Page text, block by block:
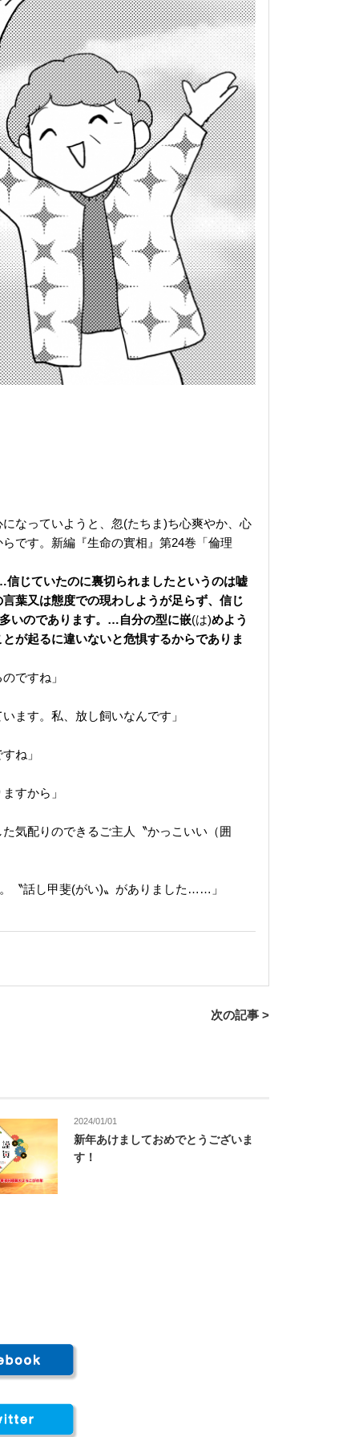
なっていようと、忽(たちま)ち心爽やか、心
です。新編『生命の實相』第24巻「倫理
じていたのに裏切られましたというのは嘘
葉又は態度での現わしようが足らず、信じ
いのであります。…自分の型に嵌(は)めよう
が起るに違いないと危惧するからでありま
ですね」
ます。私、放し飼いなんです」
ね」
すから」
気配りのできるご主人〝かっこいい（囲
〝話し甲斐(がい)〟がありました……」
次の記事 >
2024/01/01
新年あけましておめでとうございま
す！